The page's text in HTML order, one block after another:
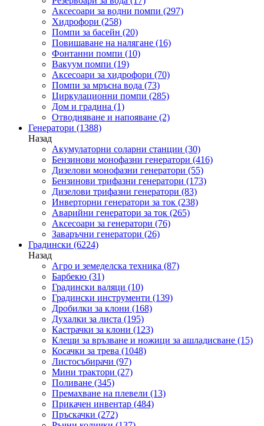
Аксесоари за водни помпи (297)
Хидрофори (258)
Помпи за басейн (20)
Повишаване на налягане (16)
Фонтанни помпи (10)
Вакуум помпи (19)
Аксесоари за хидрофори (70)
Помпи за мръсна вода (73)
Циркулационни помпи (285)
Дом и градина (1)
Отводняване и напояване (2)
Генератори (1388)
Назад
Акумулаторни соларни станции (30)
Бензинови монофазни генератори (416)
Дизелови монофазни генератори (55)
Бензинови трифазни генератори (173)
Дизелови трифазни генератори (83)
Инверторни генератори за ток (238)
Аварийни генератори за ток (265)
Аксесоари за генератори (76)
Заваръчни генератори (26)
Градински (6224)
Назад
Агро и земеделска техника (87)
Барбекю (31)
Градински валяци (10)
Градински инструменти (139)
Дробилки за клони (168)
Духалки за листа (195)
Кастрачки за клони (123)
Клещи за връзване и ножици за ашладисване (15)
Косачки за трева (1048)
Листосъбирачи (97)
Мини трактори (27)
Поливане (345)
Премахване на плевели (13)
Прикачен инвентар (484)
Пръскачки (272)